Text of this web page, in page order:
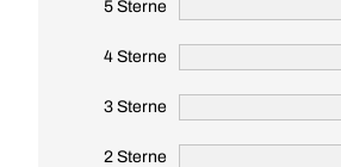
5 Sterne
4 Sterne
3 Sterne
2 Sterne